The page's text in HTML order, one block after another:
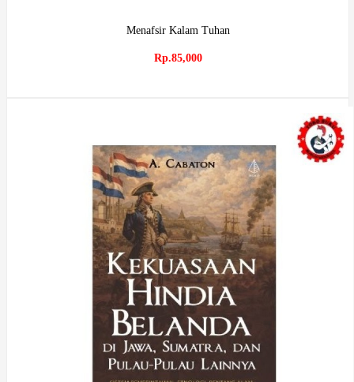
Menafsir Kalam Tuhan
Rp.85,000